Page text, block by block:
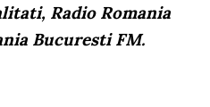
Radio Romania
Bucuresti FM.